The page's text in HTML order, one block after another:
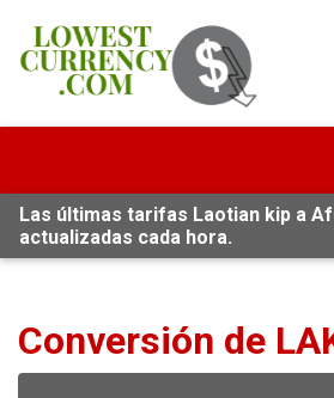
Las últimas tarifas Laotian kip a
actualizadas cada hora.
Conversión de